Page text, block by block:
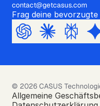
contact@getcasus.com
Frag deine
© 2026 CASUS
Allgemeine